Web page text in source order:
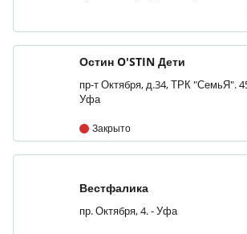
Остин O'STIN Дети
пр-т Октября, д.34, ТРК "СемьЯ".
Уфа
Закрыто
Вестфалика
пр. Октября, 4. - Уфа